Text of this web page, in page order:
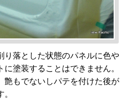
り落とした状態のパネルに色や
塗装することはできません。
艶もでないしパテを付けた後が